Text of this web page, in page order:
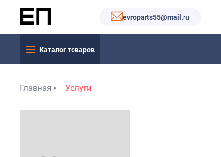
evroparts55@mail.ru
Каталог товаров
Главная Услуги